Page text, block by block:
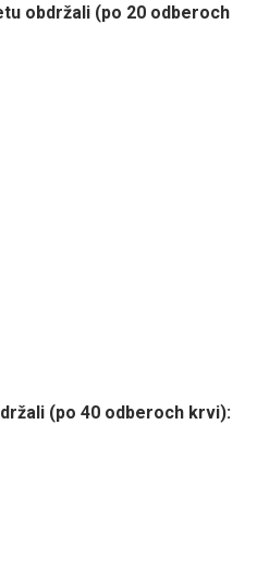
obdržali (po 20 odberoch
(po 40 odberoch krvi):